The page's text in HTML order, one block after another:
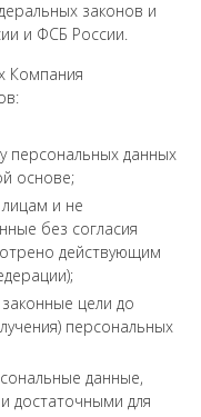
законов и
и ФСБ России.
Компания
персональных данных
основе;
и не
без согласия
действующим
цели до
персональных
данные,
достаточными для